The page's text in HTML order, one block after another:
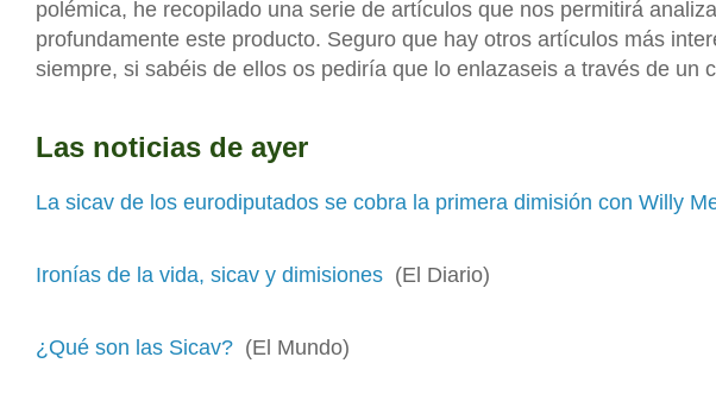
polémica, he recopilado una serie de artículos que nos permitirá
profundamente este producto. Seguro que hay otros artículos más
siempre, si sabéis de ellos os pediría que lo enlazaseis a través de un
Las noticias de ayer
La sicav de los eurodiputados se cobra la primera dimisión con Willy
Ironías de la vida, sicav y dimisiones (El Diario)
¿Qué son las Sicav? (El Mundo)